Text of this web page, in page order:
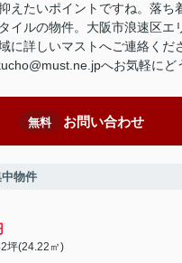
えたいポイントですね。落ち
イルの物件。大阪市浪速区エ
に詳しいマストへご連絡くだ
へお気軽にど
無料 お問い合わせ
物件
坪(24.22㎡)